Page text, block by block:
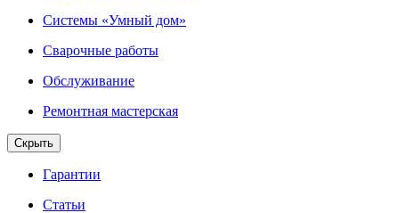
Системы «Умный дом»
Сварочные работы
Обслуживание
Ремонтная мастерская
Скрыть
Гарантии
Статьи